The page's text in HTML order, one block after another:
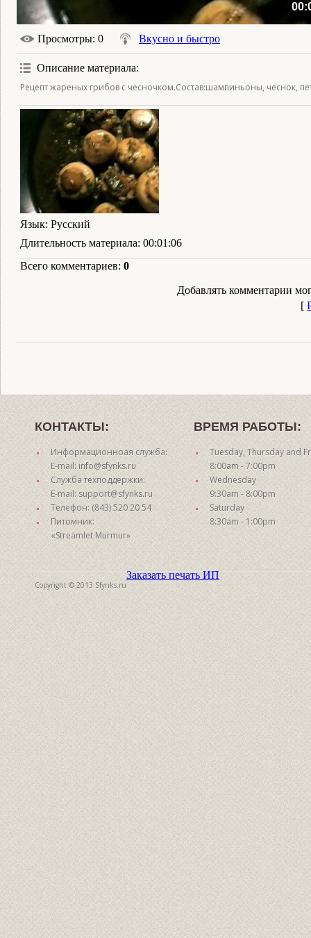
Просмотры: 0 Вкусно и быстро
Описание материала:
Рецепт жареных грибов с чесночком.Состав:шампиньоны, чеснок,
Язык: Русский
Длительность материала: 00:01:06
Всего комментариев: 0
Добавлять комментарии
[
КОНТАКТЫ:
Информационноая служба:
E-mail: info@sfynks.ru
Служба техподдержки:
E-mail: support@sfynks.ru
Телефон: (843) 520 20 54
Питомник:
«Streamlet Murmur»
ВРЕМЯ РАБОТЫ:
Tuesday, Thursday and
8:00am - 7:00pm
Wednesday
9:30am - 8:00pm
Saturday
8:30am - 1:00pm
Copyright © 2013 Sfynks.ru
Заказать печать ИП